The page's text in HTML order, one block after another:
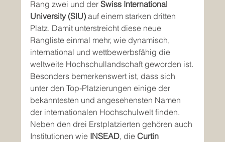
Rang zwei und der Swiss International
University (SIU) auf einem starken dritten
Platz. Damit unterstreicht diese neue
Rangliste einmal mehr, wie dynamisch,
international und wettbewerbsfähig die
weltweite Hochschullandschaft geworden ist.
Besonders bemerkenswert ist, dass sich
unter den Top-Platzierungen einige der
bekanntesten und angesehensten Namen
der internationalen Hochschulwelt finden.
Neben den drei Erstplatzierten gehören auch
Institutionen wie INSEAD, die Curtin